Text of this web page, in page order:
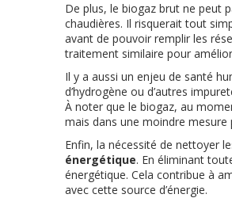
De plus, le biogaz brut ne peut
chaudières. Il risquerait tout
avant de pouvoir remplir les
traitement similaire pour
Il y a aussi un enjeu de santé
d’hydrogène ou d’autres
À noter que le biogaz, au
mais dans une moindre
Enfin, la nécessité de nettoyer
énergétique. En éliminant
énergétique. Cela contribue à
avec cette source d’énergie.